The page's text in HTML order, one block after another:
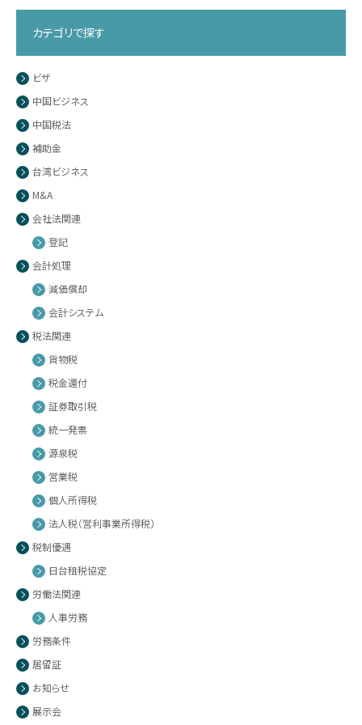
カテゴリで探す
ビザ
中国ビジネス
中国税法
補助金
台湾ビジネス
M&A
会社法関連
登記
会計処理
減価償却
会計システム
税法関連
貨物税
税金還付
証券取引税
統一発票
源泉税
営業税
個人所得税
法人税（営利事業所得税）
税制優遇
日台租税協定
労働法関連
人事労務
労務条件
居留証
お知らせ
展示会